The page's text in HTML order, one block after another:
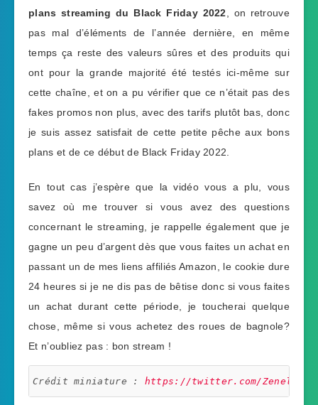
plans streaming du Black Friday 2022, on retrouve
pas mal d’éléments de l’année dernière, en même
temps ça reste des valeurs sûres et des produits qui
ont pour la grande majorité été testés ici-même sur
cette chaîne, et on a pu vérifier que ce n’était pas des
fakes promos non plus, avec des tarifs plutôt bas, donc
je suis assez satisfait de cette petite pêche aux bons
plans et de ce début de Black Friday 2022.
En tout cas j’espère que la vidéo vous a plu, vous
savez où me trouver si vous avez des questions
concernant le streaming, je rappelle également que je
gagne un peu d’argent dès que vous faites un achat en
passant un de mes liens affiliés Amazon, le cookie dure
24 heures si je ne dis pas de bêtise donc si vous faites
un achat durant cette période, je toucherai quelque
chose, même si vous achetez des roues de bagnole?
Et n’oubliez pas : bon stream !
Crédit miniature : https://twitter.com/Zeneles